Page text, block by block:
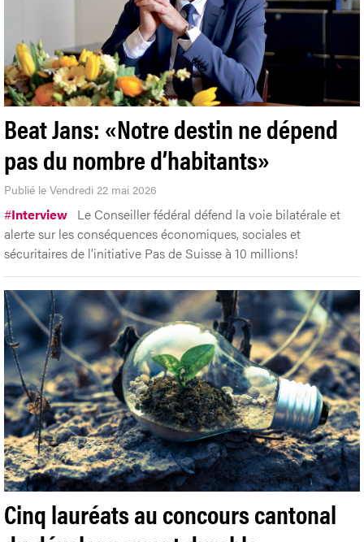
Beat Jans: «Notre destin ne dépend
pas du nombre d’habitants»
Publié le Vendredi 22 mai 2026
#Interview Le Conseiller fédéral défend la voie bilatérale et
alerte sur les conséquences économiques, sociales et
sécuritaires de l’initiative Pas de Suisse à 10 millions!
Cinq lauréats au concours cantonal